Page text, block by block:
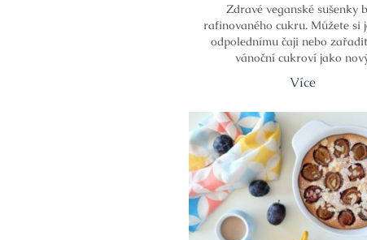
Zdravé veganské sušenky
rafinovaného cukru. Můžete si
odpolednímu čaji nebo
vánoční cukroví jako
Více